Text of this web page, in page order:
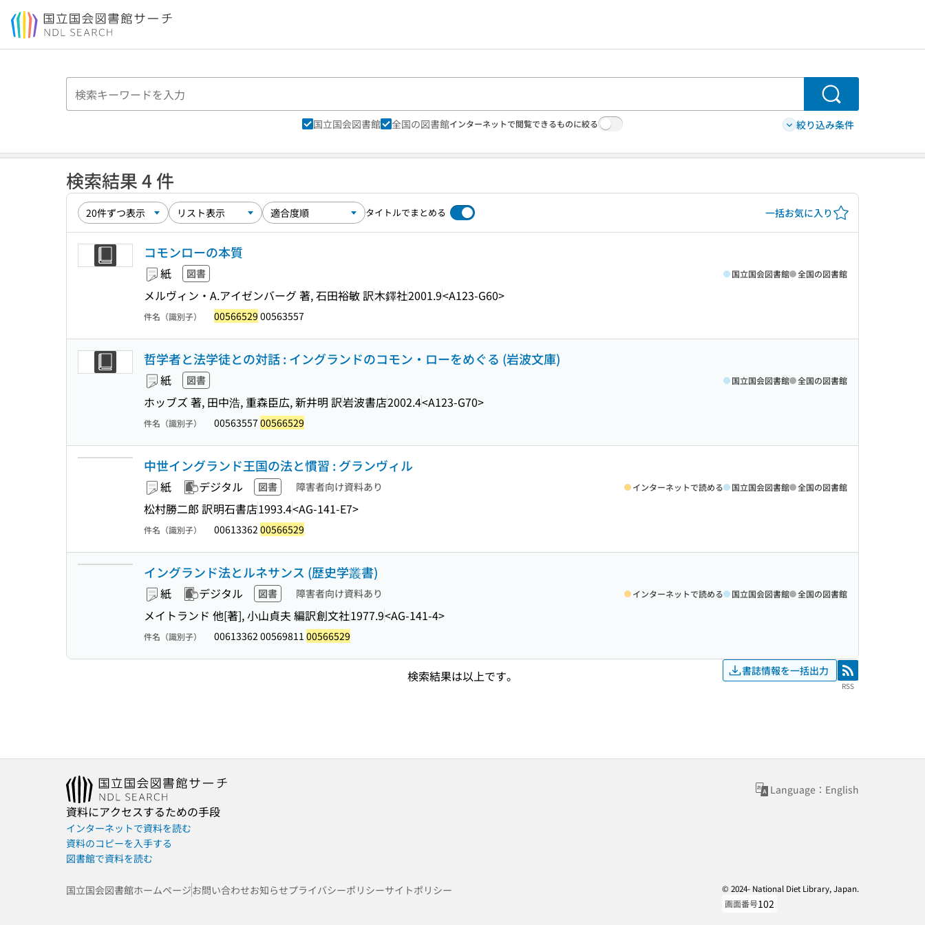
本文へ移動
検索
国立国会図書館 全国の図書館インターネットで閲覧できるものに絞る 絞り込み条件
検索結果 4 件
タイトルでまとめる 一括お気に入り
コモンローの本質
紙 図書
メルヴィン・A.アイゼンバーグ 著, 石田裕敏 訳木鐸社2001.9<A123-G60>
国立国会図書館 全国の図書館
件名（識別子） 00566529 00563557
哲学者と法学徒との対話 : イングランドのコモン・ローをめぐる (岩波文庫)
紙 図書
ホッブズ 著, 田中浩, 重森臣広, 新井明 訳岩波書店2002.4<A123-G70>
国立国会図書館 全国の図書館
件名（識別子） 00563557 00566529
中世イングランド王国の法と慣習 : グランヴィル
紙 デジタル 図書 障害者向け資料あり
松村勝二郎 訳明石書店1993.4<AG-141-E7>
インターネットで読める 国立国会図書館 全国の図書館
件名（識別子） 00613362 00566529
イングランド法とルネサンス (歴史学叢書)
紙 デジタル 図書 障害者向け資料あり
メイトランド 他[著], 小山貞夫 編訳創文社1977.9<AG-141-4>
インターネットで読める 国立国会図書館 全国の図書館
件名（識別子） 00613362 00569811 00566529
検索結果は以上です。 書誌情報を一括出力 RSS
RSS
Language：English
資料にアクセスするための手段
インターネットで資料を読む
資料のコピーを入手する
図書館で資料を読む
国立国会図書館ホームページお問い合わせお知らせプライバシーポリシーサイトポリシー
© 2024- National Diet Library, Japan.
画面番号102